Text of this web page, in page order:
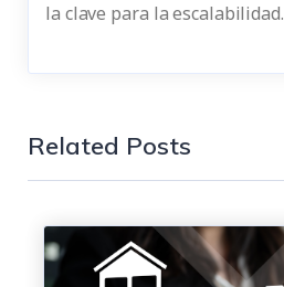
la clave para la escalabilidad.
Related Posts